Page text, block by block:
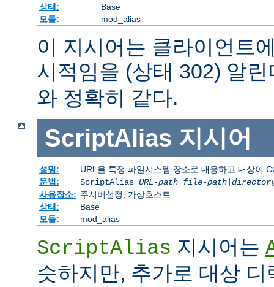
상태:
Base
모듈:
mod_alias
이 지시어는 클라이언트
시적임을 (상태 302) 알
와 정확히 같다.
ScriptAlias 지시어
설명:
URL을 특정 파일시스템 장소로 대응하고 대상이
문법:
ScriptAlias URL-path file-path|
사용장소: 주서버설정, 가상호스트
상태:
Base
모듈:
mod_alias
ScriptAlias 지시어는
슷하지만, 추가로 대상